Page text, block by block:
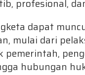
profesional,
dapat
mulai dari
pemerintah,
hubungan